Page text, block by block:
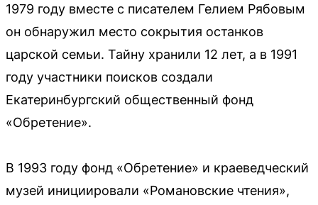
1979 году вместе с писателем Гелием Рябовым
он обнаружил место сокрытия останков
царской семьи. Тайну хранили 12 лет, а в 1991
году участники поисков создали
Екатеринбургский общественный фонд
«Обретение».
В 1993 году фонд «Обретение» и краеведческий
музей инициировали «Романовские чтения»,